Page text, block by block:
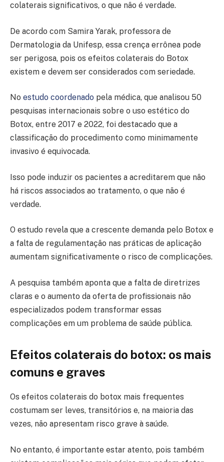
colaterais significativos, o que não é verdade.
De acordo com Samira Yarak, professora de
Dermatologia da Unifesp, essa crença errônea pode
ser perigosa, pois os efeitos colaterais do Botox
existem e devem ser considerados com seriedade.
No estudo coordenado pela médica, que analisou 50
pesquisas internacionais sobre o uso estético do
Botox, entre 2017 e 2022, foi destacado que a
classificação do procedimento como minimamente
invasivo é equivocada.
Isso pode induzir os pacientes a acreditarem que não
há riscos associados ao tratamento, o que não é
verdade.
O estudo revela que a crescente demanda pelo Botox e
a falta de regulamentação nas práticas de aplicação
aumentam significativamente o risco de complicações.
A pesquisa também aponta que a falta de diretrizes
claras e o aumento da oferta de profissionais não
especializados podem transformar essas
complicações em um problema de saúde pública.
Efeitos colaterais do botox: os mais
comuns e graves
Os efeitos colaterais do botox mais frequentes
costumam ser leves, transitórios e, na maioria das
vezes, não apresentam risco grave à saúde.
No entanto, é importante estar atento, pois também